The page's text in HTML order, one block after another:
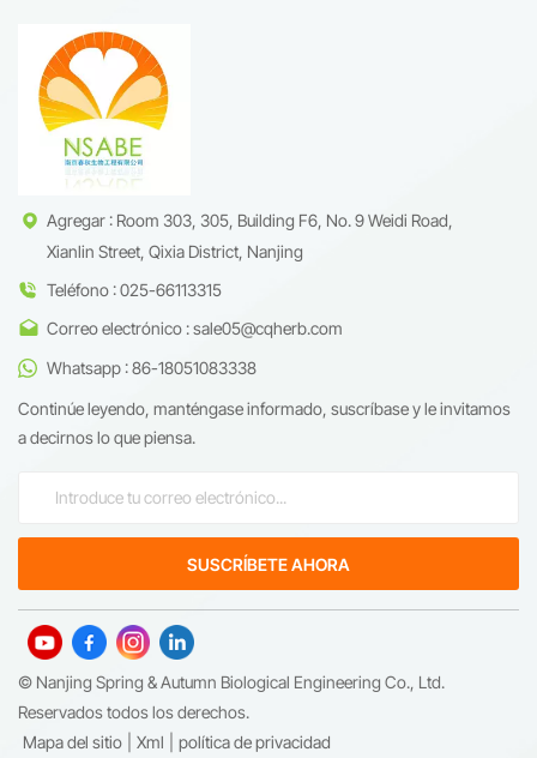
Agregar : Room 303, 305, Building F6, No. 9 Weidi Road,
Xianlin Street, Qixia District, Nanjing
Teléfono : 025-66113315
Correo electrónico : sale05@cqherb.com
Whatsapp : 86-18051083338
Continúe leyendo, manténgase informado, suscríbase y le invitamos
a decirnos lo que piensa.
© Nanjing Spring & Autumn Biological Engineering Co., Ltd.
Reservados todos los derechos.
Mapa del sitio
Xml política de privacidad